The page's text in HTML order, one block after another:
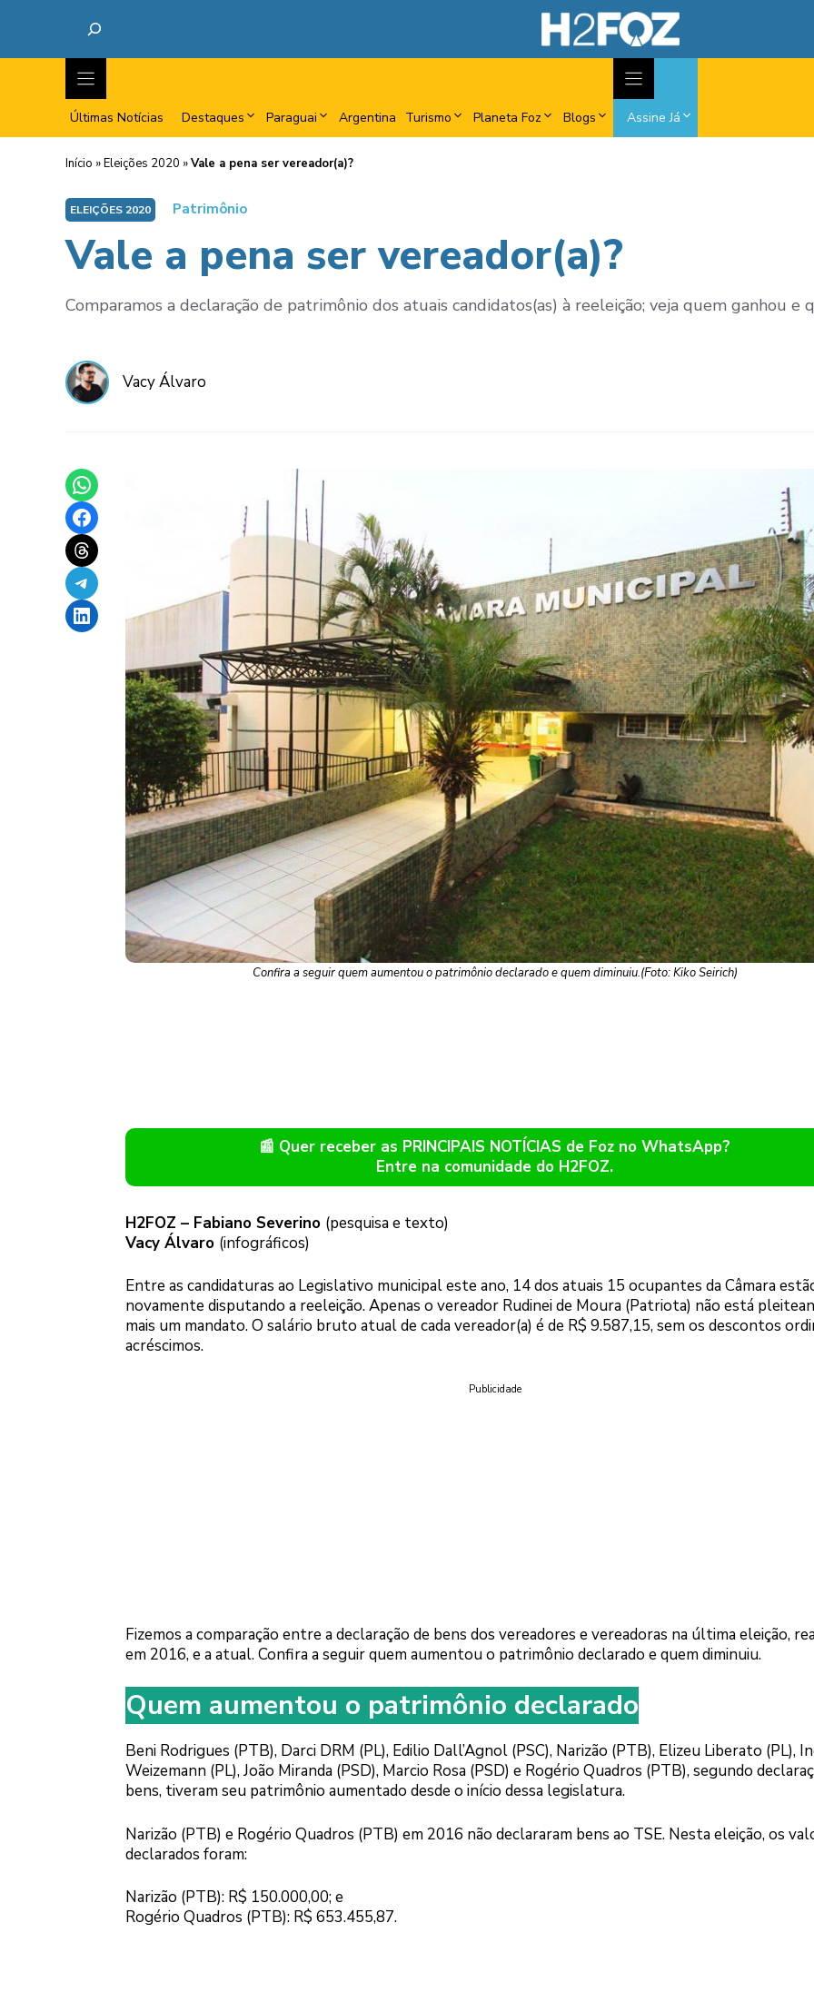
Últimas Notícias Destaques Paraguai Argentina Turismo Planeta Foz Blogs Assine Já
Início »Eleições 2020 »Vale a pena ser vereador(a)?
ELEIÇÕES 2020 Patrimônio
Vale a pena ser vereador(a)?
Comparamos a declaração de patrimônio dos atuais candidatos(as) à reeleição; veja quem ganhou
Vacy Álvaro
Share on WhatsApp
Share on Facebook
Share on Threads
Share on Telegram
Share on LinkedIn
Confira a seguir quem aumentou o patrimônio declarado e quem diminuiu.(Foto: Kiko Seirich)
📰 Quer receber as PRINCIPAIS NOTÍCIAS de Foz no WhatsApp?
Entre na comunidade do H2FOZ.
H2FOZ – Fabiano Severino (pesquisa e texto)
Vacy Álvaro (infográficos)
Entre as candidaturas ao Legislativo municipal este ano, 14 dos atuais 15 ocupantes da Câmara
novamente disputando a reeleição. Apenas o vereador Rudinei de Moura (Patriota) não está
mais um mandato. O salário bruto atual de cada vereador(a) é de R$ 9.587,15, sem os descontos
acréscimos.
Publicidade
Fizemos a comparação entre a declaração de bens dos vereadores e vereadoras na última eleição,
em 2016, e a atual. Confira a seguir quem aumentou o patrimônio declarado e quem diminuiu.
Quem aumentou o patrimônio declarado
Beni Rodrigues (PTB), Darci DRM (PL), Edilio Dall’Agnol (PSC), Narizão (PTB), Elizeu Liberato (PL),
Weizemann (PL), João Miranda (PSD), Marcio Rosa (PSD) e Rogério Quadros (PTB), segundo
bens, tiveram seu patrimônio aumentado desde o início dessa legislatura.
Narizão (PTB) e Rogério Quadros (PTB) em 2016 não declararam bens ao TSE. Nesta eleição, os
declarados foram:
Narizão (PTB): R$ 150.000,00; e
Rogério Quadros (PTB): R$ 653.455,87.